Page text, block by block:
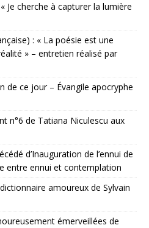
Je cherche à capturer la lumière
: « La poésie est une
» – entretien réalisé par
de ce jour – Évangile apocryphe
n°6 de Tatiana Niculescu aux
d’Inauguration de l’ennui de
entre ennui et contemplation
amoureux de Sylvain
émerveillées de